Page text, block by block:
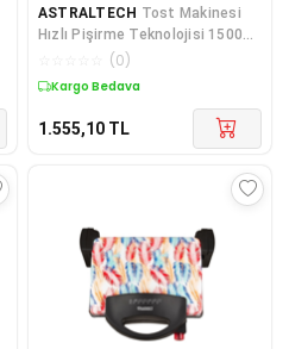
ASTRALTECH Tost Makinesi
Hızlı Pişirme Teknolojisi 1500
(0)
Kargo Bedava
1.555,10 TL